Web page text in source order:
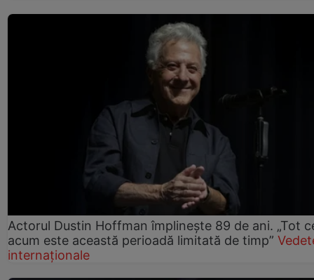
Actorul Dustin Hoffman împlinește 89 de ani. „Tot
acum este această perioadă limitată de timp”
internaționale